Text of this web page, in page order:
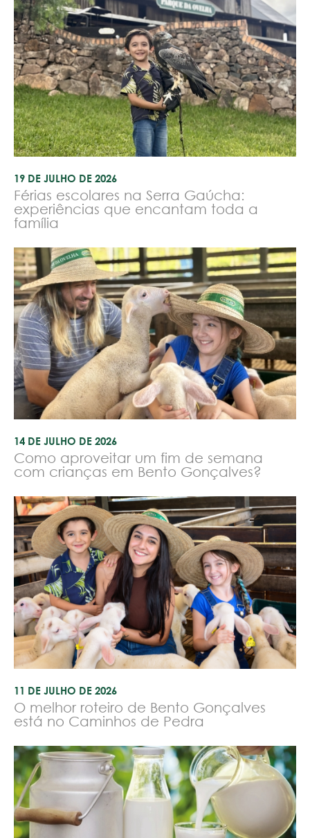
19 DE JULHO DE 2026
Férias escolares na Serra Gaúcha:
experiências que encantam toda a
família
14 DE JULHO DE 2026
Como aproveitar um fim de semana
com crianças em Bento Gonçalves?
11 DE JULHO DE 2026
O melhor roteiro de Bento Gonçalves
está no Caminhos de Pedra